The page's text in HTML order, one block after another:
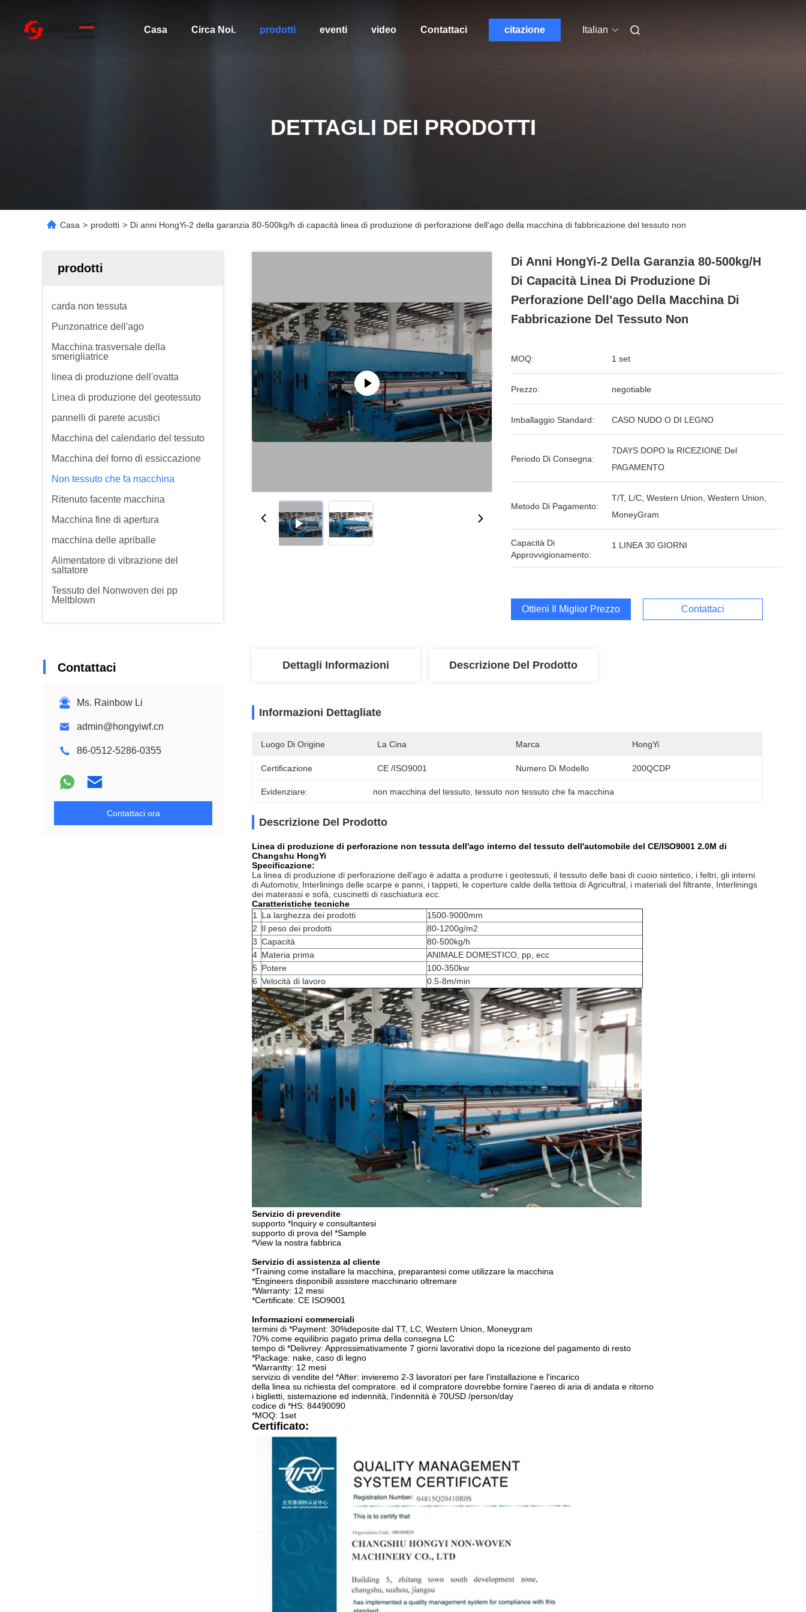
Casa Circa Noi. prodotti eventi video Contattaci citazione Italian
DETTAGLI DEI PRODOTTI
Casa > prodotti > Di anni HongYi-2 della garanzia 80-500kg/h di capacità linea di produzione di perforazione dell'ago della macchina di fabbricazione del tessuto non
prodotti
carda non tessuta
Punzonatrice dell'ago
Macchina trasversale della
smerigliatrice
linea di produzione dell'ovatta
Linea di produzione del geotessuto
pannelli di parete acustici
Macchina del calendario del tessuto
Macchina del forno di essiccazione
Non tessuto che fa macchina
Ritenuto facente macchina
Macchina fine di apertura
macchina delle apriballe
Alimentatore di vibrazione del
saltatore
Tessuto del Nonwoven dei pp
Meltblown
Contattaci
Ms. Rainbow Li
admin@hongyiwf.cn
86-0512-5286-0355
Contattaci ora
Di Anni HongYi-2 Della Garanzia 80-500kg/h
Di Capacità Linea Di Produzione Di
Perforazione Dell'ago Della Macchina Di
Fabbricazione Del Tessuto Non
MOQ: 1 set
Prezzo: negotiable
Imballaggio Standard: CASO NUDO O DI LEGNO
Periodo Di Consegna:
7DAYS DOPO la RICEZIONE Del
PAGAMENTO
Metodo Di Pagamento:
T/T, L/C, Western Union, Western Union,
MoneyGram
Capacità Di
Approvvigionamento:
1 LINEA 30 GIORNI
Ottieni Il Miglior Prezzo Contattaci
Dettagli Informazioni Descrizione Del Prodotto
Informazioni Dettagliate
Luogo Di Origine La Cina Marca HongYi
Certificazione CE /ISO9001 Numero Di Modello 200QCDP
Evidenziare: non macchina del tessuto , tessuto non tessuto che fa macchina
Descrizione Del Prodotto
Linea di produzione di perforazione non tessuta dell'ago interno del tessuto dell'automobile del CE/ISO9001 2.0M di
Changshu HongYi
Specificazione:
La linea di produzione di perforazione dell'ago è adatta a produrre i geotessuti, il tessuto delle basi di cuoio sintetico, i feltri, gli interni
di Automotiv, Interlinings delle scarpe e panni, i tappeti, le coperture calde della tettoia di Agricultral, i materiali del filtrante, Interlinings
dei materassi e sofà, cuscinetti di raschiatura ecc.
Caratteristiche tecniche
1
La larghezza dei prodotti
1500-9000mm
2 Il peso dei prodotti
80-1200g/m2
3 Capacità
80-500kg/h
4 Materia prima
ANIMALE DOMESTICO, pp, ecc
5 Potere
100-350kw
6 Velocità di lavoro 0.5-8m/min
Servizio di prevendite
supporto *Inquiry e consultantesi
supporto di prova del *Sample
*View la nostra fabbrica
Servizio di assistenza al cliente
*Training come installare la macchina, preparantesi come utilizzare la macchina
*Engineers disponibili assistere macchinario oltremare
*Warranty: 12 mesi
*Certificate: CE ISO9001
Informazioni commerciali
termini di *Payment: 30%deposite dal TT, LC, Western Union, Moneygram
70% come equilibrio pagato prima della consegna LC
tempo di *Delivrey: Approssimativamente 7 giorni lavorativi dopo la ricezione del pagamento di resto
*Package: nake, caso di legno
*Warrantty: 12 mesi
servizio di vendite del *After: invieremo 2-3 lavoratori per fare l'installazione e l'incarico
della linea su richiesta del compratore. ed il compratore dovrebbe fornire l'aereo di aria di andata e ritorno
i biglietti, sistemazione ed indennità, l'indennità è 70USD /person/day
codice di *HS: 84490090
*MOQ: 1set
Certificato: